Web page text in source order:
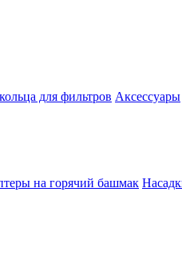
для фильтров Аксессуары
на горячий башмак